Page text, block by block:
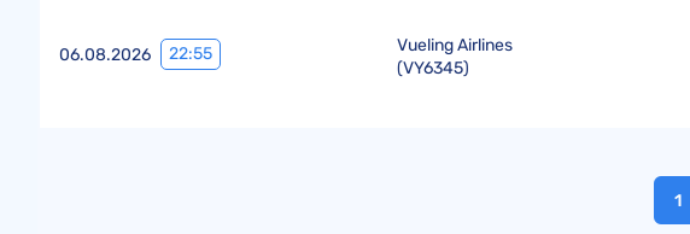
06.08.2026 22:55
Vueling Airlines
(VY6345)
1